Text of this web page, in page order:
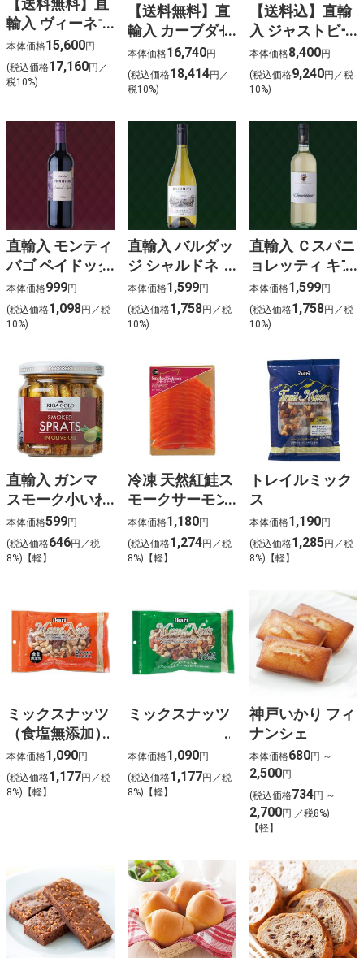
【送料無料】直
輸入 ヴィーネマ
ッテ プロセッコ
DOCG ブリュッ
ト (泡白)（6本
本体価格15,600円
(税込価格17,160円／
税10%)
【送料無料】直
輸入 カーブダゼ
ブルゴーニュシ
ャルドネ（6本
入）
本体価格16,740円
(税込価格18,414円／
税10%)
【送料込】直輸
入 ジャストビー
ロゼ(泡ロゼ)
〈ケース販売〉
本体価格8,400円
(税込価格9,240円／税
10%)
直輸入 モンティ
バゴ ペイドック
オーク カベル
ネ･シラー (赤)
本体価格999円
(税込価格1,098円／税
10%)
直輸入 バルダッ
ジ シャルドネ
(白)
本体価格1,599円
(税込価格1,758円／税
10%)
直輸入 Ｃスパニ
ョレッティ キア
ッキエリッチョ
(白)
本体価格1,599円
(税込価格1,758円／税
10%)
直輸入 ガンマ
スモーク小いわ
しのオリーブオ
イル漬
本体価格599円
(税込価格646円／税
8%)【軽】
冷凍 天然紅鮭ス
モークサーモン
お徳用 (110g)
本体価格1,180円
(税込価格1,274円／税
8%)【軽】
トレイルミック
ス
本体価格1,190円
(税込価格1,285円／税
8%)【軽】
ミックスナッツ
（食塩無添加）
本体価格1,090円
(税込価格1,177円／税
8%)【軽】
ミックスナッツ
本体価格1,090円
(税込価格1,177円／税
8%)【軽】
神戸いかり フィ
ナンシェ
本体価格680円 ～
2,500円
(税込価格734円 ～
2,700円 ／税8%)
【軽】